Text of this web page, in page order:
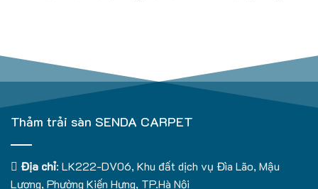
Thảm trải sàn SENDA CARPET
Địa chỉ: LK222-DV06, Khu đất dịch vụ Đìa Lão, Mậu
Lương, Phường Kiến Hưng, TP.Hà Nội